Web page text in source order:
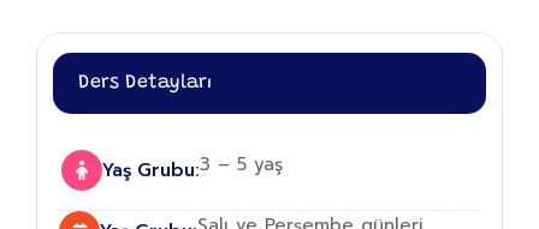
Ders Detayları
Yaş Grubu:3 – 5 yaş